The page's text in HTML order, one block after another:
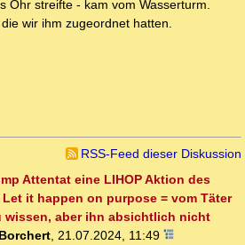
Ohr streifte - kam vom Wasserturm.
wir ihm zugeordnet hatten.
RSS-Feed dieser Diskussion
Attentat eine LIHOP Aktion des
it happen on purpose = vom Täter
wissen, aber ihn absichtlich nicht
, 21.07.2024, 11:49